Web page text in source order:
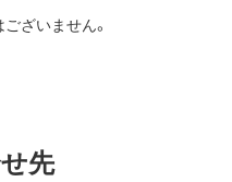
ざいません。
先